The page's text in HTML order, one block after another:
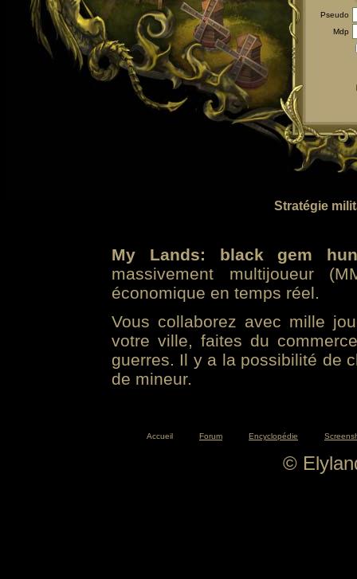
Pseudo
Mdp
Stratégie
My Lands: black gem
massivement multijoueur
économique en temps réel.
Vous collaborez avec mille
votre ville, faites du
guerres. Il y a la possibilité de
de mineur.
Accueil Forum Encyclopédie
©